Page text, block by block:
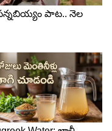
ఫ్లాపుల్లో ఉన్నారు.
రావు పని
ప్రారంభించారు.
రావు మాత్రమే
దీనితో రాఘవేంద్ర